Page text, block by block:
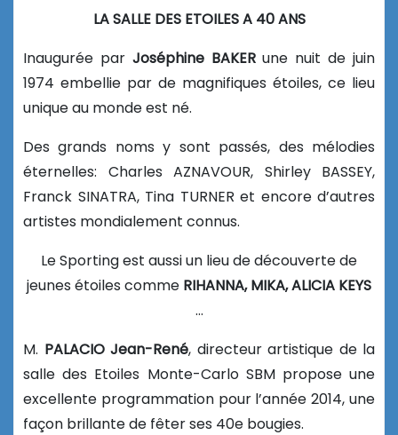
LA SALLE DES ETOILES A 40 ANS
Inaugurée par Joséphine BAKERune nuit de juin
1974 embellie par de magnifiques étoiles, ce lieu
unique au monde est né.
Des grands noms y sont passés, des mélodies
éternelles: Charles AZNAVOUR, Shirley BASSEY,
Franck SINATRA, Tina TURNER et encore d’autres
artistes mondialement connus.
Le Sporting est aussi un lieu de découverte de
jeunes étoiles comme RIHANNA, MIKA, ALICIA KEYS
…
M. PALACIO Jean-René, directeur artistique de la
salle des Etoiles Monte-Carlo SBM propose une
excellente programmation pour l’année 2014, une
façon brillante de fêter ses 40e bougies.